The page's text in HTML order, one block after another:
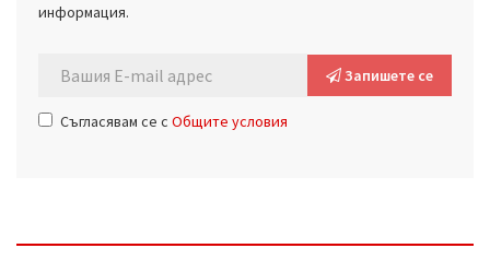
информация.
Запишете се
Съгласявам се с Общите условия